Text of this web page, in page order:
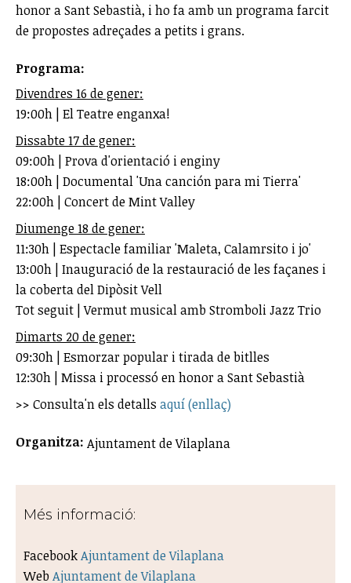
honor a Sant Sebastià, i ho fa amb un programa farcit
de propostes adreçades a petits i grans.
Programa:
Divendres 16 de gener:
19:00h | El Teatre enganxa!
Dissabte 17 de gener:
09:00h | Prova d'orientació i enginy
18:00h | Documental 'Una canción para mi Tierra'
22:00h | Concert de Mint Valley
Diumenge 18 de gener:
11:30h | Espectacle familiar 'Maleta, Calamrsito i jo'
13:00h | Inauguració de la restauració de les façanes i
la coberta del Dipòsit Vell
Tot seguit | Vermut musical amb Stromboli Jazz Trio
Dimarts 20 de gener:
09:30h | Esmorzar popular i tirada de bitlles
12:30h | Missa i processó en honor a Sant Sebastià
>> Consulta'n els detalls aquí (enllaç)
Organitza: Ajuntament de Vilaplana
Més informació:
FacebookAjuntament de Vilaplana
Web Ajuntament de Vilaplana